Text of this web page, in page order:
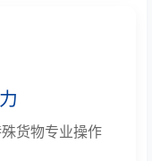
货物专业操作